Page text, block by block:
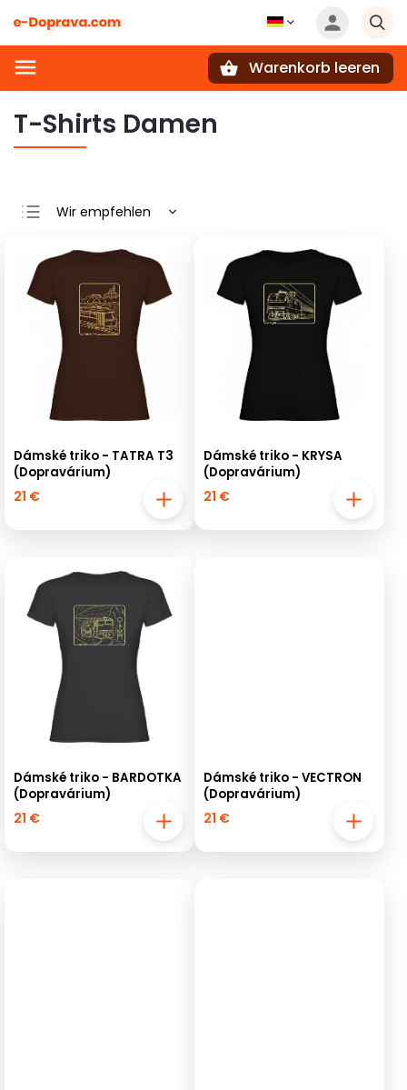
Warenkorb leeren
T-Shirts Damen
Wir empfehlen
Meistverkauft
Alphabetisch
Dámské triko - TATRA T3
(Dopravárium)
21 €
Dámské triko - KRYSA
(Dopravárium)
21 €
Dámské triko - BARDOTKA
(Dopravárium)
21 €
Dámské triko - VECTRON
(Dopravárium)
21 €